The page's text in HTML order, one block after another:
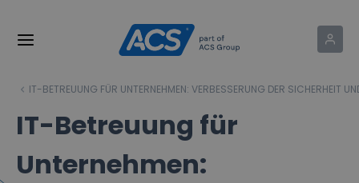
IT-BETREUUNG FÜR UNTERNEHMEN: VERBESSERUNG DER SICHERHEIT
IT-Betreuung für
Unternehmen: